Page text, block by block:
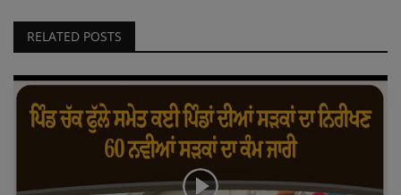
RELATED POSTS